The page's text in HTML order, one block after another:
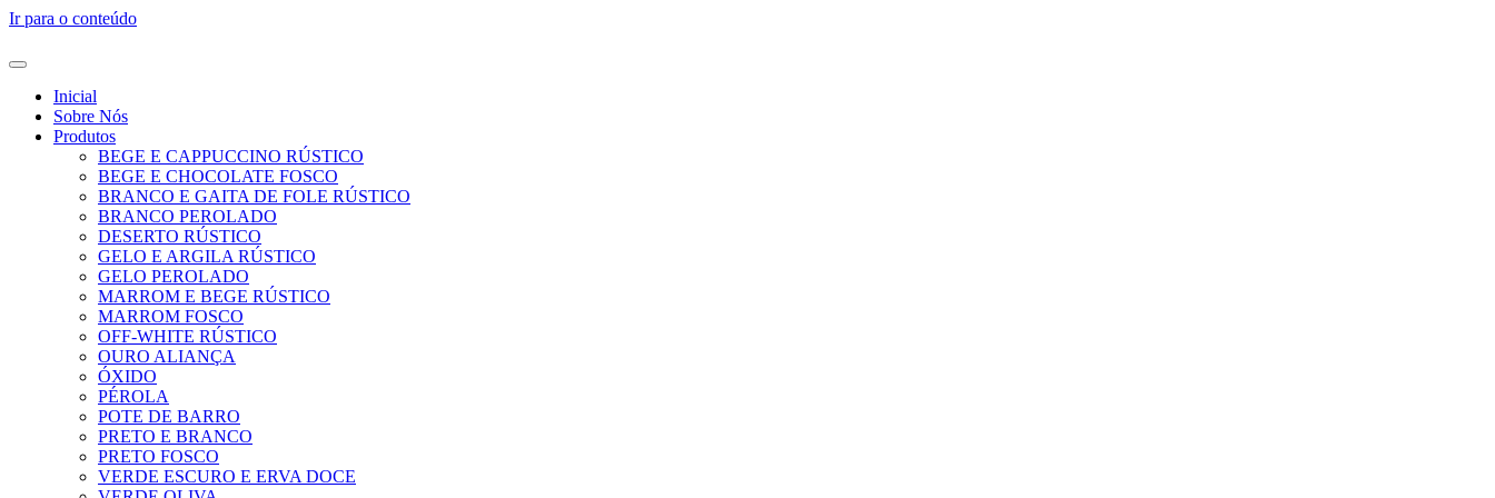
Ir para o conteúdo
Inicial
Sobre Nós
Produtos
BEGE E CAPPUCCINO RÚSTICO
BEGE E CHOCOLATE FOSCO
BRANCO E GAITA DE FOLE RÚSTICO
BRANCO PEROLADO
DESERTO RÚSTICO
GELO E ARGILA RÚSTICO
GELO PEROLADO
MARROM E BEGE RÚSTICO
MARROM FOSCO
OFF-WHITE RÚSTICO
OURO ALIANÇA
ÓXIDO
PÉROLA
POTE DE BARRO
PRETO E BRANCO
PRETO FOSCO
VERDE ESCURO E ERVA DOCE